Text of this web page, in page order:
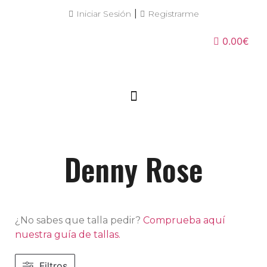
Iniciar Sesión Registrarme
0.00€
Denny Rose
¿No sabes que talla pedir? Comprueba aquí
nuestra guía de tallas.